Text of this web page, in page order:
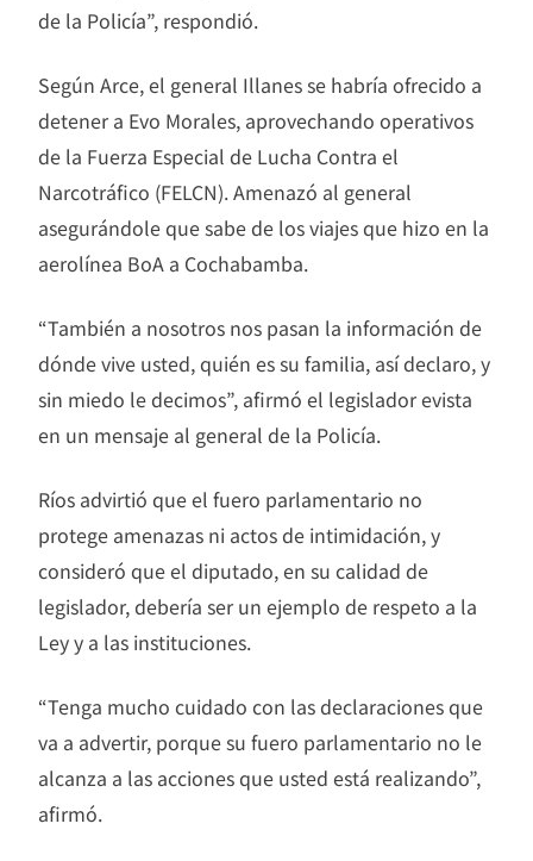
de la Policía”, respondió.
Según Arce, el general Illanes se habría ofrecido a
detener a Evo Morales, aprovechando operativos
de la Fuerza Especial de Lucha Contra el
Narcotráfico (FELCN). Amenazó al general
asegurándole que sabe de los viajes que hizo en la
aerolínea BoA a Cochabamba.
“También a nosotros nos pasan la información de
dónde vive usted, quién es su familia, así declaro, y
sin miedo le decimos”, afirmó el legislador evista
en un mensaje al general de la Policía.
Ríos advirtió que el fuero parlamentario no
protege amenazas ni actos de intimidación, y
consideró que el diputado, en su calidad de
legislador, debería ser un ejemplo de respeto a la
Ley y a las instituciones.
“Tenga mucho cuidado con las declaraciones que
va a advertir, porque su fuero parlamentario no le
alcanza a las acciones que usted está realizando”,
afirmó.